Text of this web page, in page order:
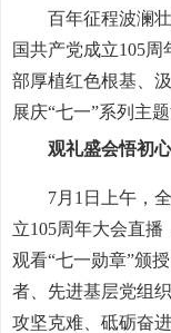
百年征程波澜
国共产党成立105
部厚植红色根基、
展庆“七一”系列主题
观礼盛会悟初
7月1日上午，
立105周年大会直
观看“七一勋章”颁
者、先进基层党组
攻坚克难、砥砺奋